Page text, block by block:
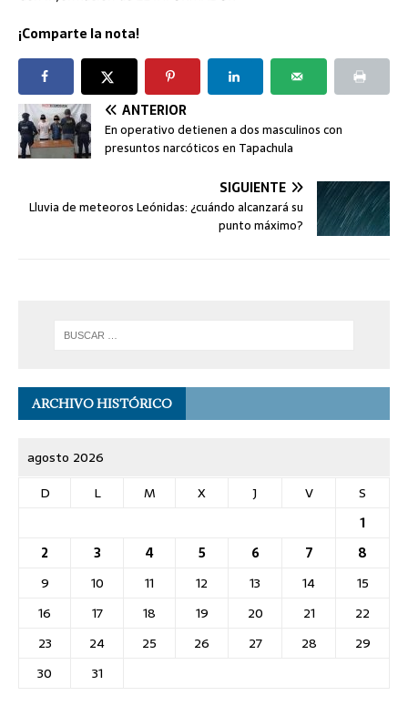
¡Comparte la nota!
ANTERIOR
En operativo detienen a dos masculinos con
presuntos narcóticos en Tapachula
SIGUIENTE
Lluvia de meteoros Leónidas: ¿cuándo alcanzará su
punto máximo?
ARCHIVO HISTÓRICO
agosto 2026
D
L M X J V
S
1
2
3 4 5 6 7
8
9
10 11 12 13 14
15
16
17 18 19 20 21
22
23
24 25 26 27 28
29
30
31